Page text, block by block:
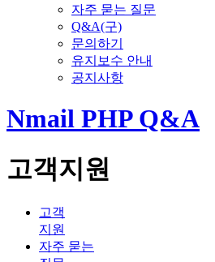
자주 묻는 질문
Q&A(구)
문의하기
유지보수 안내
공지사항
Nmail PHP Q&A
고객지원
고객
지원
자주 묻는